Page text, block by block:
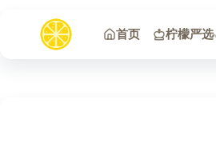
首页
柠檬严选